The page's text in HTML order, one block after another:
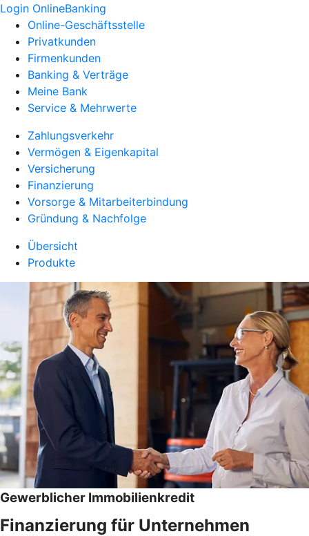
Login OnlineBanking
Online-Geschäftsstelle
Privatkunden
Firmenkunden
Banking & Verträge
Meine Bank
Service & Mehrwerte
Zahlungsverkehr
Vermögen & Eigenkapital
Versicherung
Finanzierung
Vorsorge & Mitarbeiterbindung
Gründung & Nachfolge
Übersicht
Produkte
Gewerblicher Immobilienkredit
Finanzierung für Unternehmen